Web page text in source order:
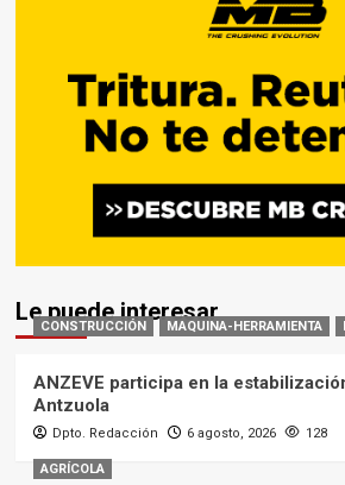
Le puede interesar
CONSTRUCCIÓN MAQUINA-HERRAMIENTA
ANZEVE participa en la
Antzuola
Dpto. Redacción 6 agosto, 2026 128
AGRÍCOLA